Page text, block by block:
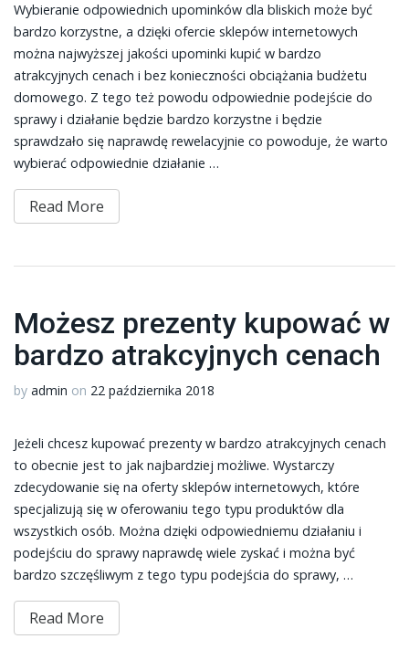
Wybieranie odpowiednich upominków dla bliskich może być
bardzo korzystne, a dzięki ofercie sklepów internetowych
można najwyższej jakości upominki kupić w bardzo
atrakcyjnych cenach i bez konieczności obciążania budżetu
domowego. Z tego też powodu odpowiednie podejście do
sprawy i działanie będzie bardzo korzystne i będzie
sprawdzało się naprawdę rewelacyjnie co powoduje, że warto
wybierać odpowiednie działanie …
Read More
Możesz prezenty kupować w
bardzo atrakcyjnych cenach
by admin on 22 października 2018
Jeżeli chcesz kupować prezenty w bardzo atrakcyjnych cenach
to obecnie jest to jak najbardziej możliwe. Wystarczy
zdecydowanie się na oferty sklepów internetowych, które
specjalizują się w oferowaniu tego typu produktów dla
wszystkich osób. Można dzięki odpowiedniemu działaniu i
podejściu do sprawy naprawdę wiele zyskać i można być
bardzo szczęśliwym z tego typu podejścia do sprawy, …
Read More